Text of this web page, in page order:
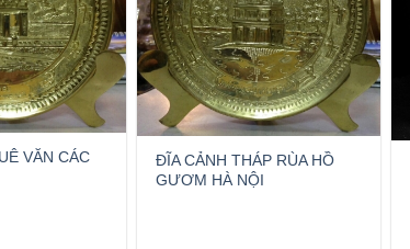
VĂN CÁC
ĐĨA CẢNH THÁP RÙA HỒ
GƯƠM HÀ NỘI